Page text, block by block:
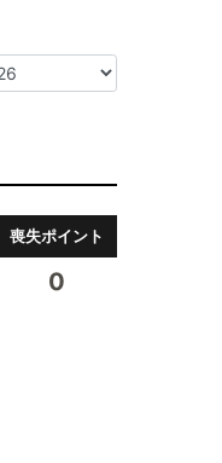
喪失ポイント
0